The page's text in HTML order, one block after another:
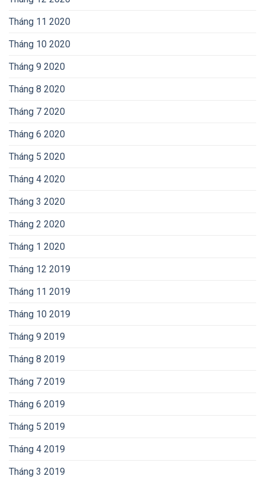
Tháng 11 2020
Tháng 10 2020
Tháng 9 2020
Tháng 8 2020
Tháng 7 2020
Tháng 6 2020
Tháng 5 2020
Tháng 4 2020
Tháng 3 2020
Tháng 2 2020
Tháng 1 2020
Tháng 12 2019
Tháng 11 2019
Tháng 10 2019
Tháng 9 2019
Tháng 8 2019
Tháng 7 2019
Tháng 6 2019
Tháng 5 2019
Tháng 4 2019
Tháng 3 2019